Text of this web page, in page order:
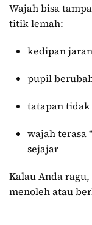
Wajah bisa
titik lemah:
kedipan
pupil
tatapan tidak
wajah terasa
sejajar
Kalau Anda
menoleh atau